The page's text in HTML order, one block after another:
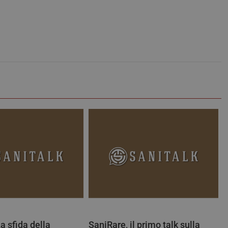
sfida della SaniRare, il primo talk sulla
YouTube
5 mesi 4
Questo cookie viene utilizzato per
.youtube.com
5 mesi 4
settimane
Questo cookie è impostato da